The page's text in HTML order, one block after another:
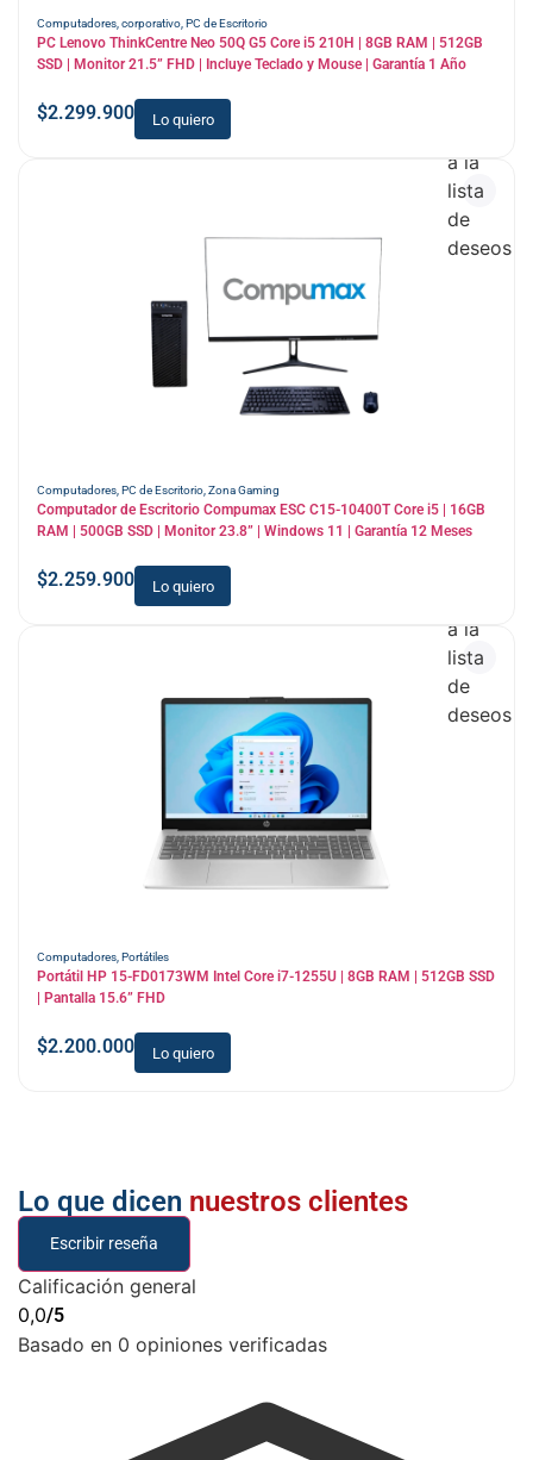
Computadores,corporativo, PC de Escritorio
PC Lenovo ThinkCentre Neo 50Q G5 Core i5 210H | 8GB RAM | 512GB
SSD | Monitor 21.5” FHD | Incluye Teclado y Mouse | Garantía 1 Año
$2.299.900 Lo quiero
Computadores, PC de Escritorio,Zona Gaming
Computador de Escritorio Compumax ESC C15-10400T Core i5 | 16GB
RAM | 500GB SSD | Monitor 23.8” | Windows 11 | Garantía 12 Meses
$2.259.900 Lo quiero
a la
lista
de
deseos
Computadores, Portátiles
Portátil HP 15-FD0173WM Intel Core i7-1255U | 8GB RAM | 512GB SSD
| Pantalla 15.6” FHD
$2.200.000 Lo quiero
a la
lista
de
deseos
Lo que dicen nuestros clientes
Escribir reseña
Calificación general
0,0/5
Basado en 0 opiniones verificadas